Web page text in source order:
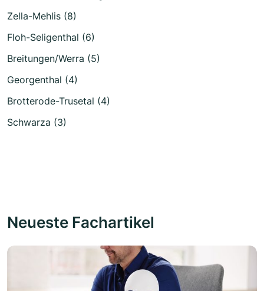
Zella-Mehlis (8)
Floh-Seligenthal (6)
Breitungen/Werra (5)
Georgenthal (4)
Brotterode-Trusetal (4)
Schwarza (3)
Neueste Fachartikel